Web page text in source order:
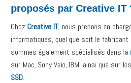
proposés par Creative IT
Chez Creative IT, nous prenons en
informatiques, quel que soit le fabricant
sommes également spécialisés dans la
sur Mac, Sony Vaio, IBM, ainsi que sur les
SSD.